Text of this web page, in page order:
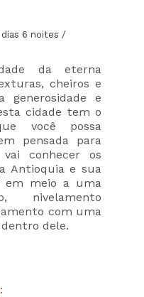
6 noites /
da eterna
cheiros e
e
cidade tem o
você possa
pensada para
conhecer os
Antioquia e sua
em meio a uma
nivelamento
com uma
dele.